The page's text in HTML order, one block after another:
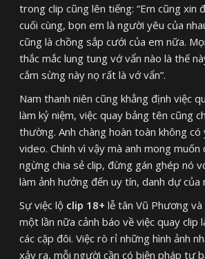
trong clip cũng lên tiếng: “Em cũng xin
cuối cùng, bọn em là người yêu của
cũng là chồng sắp cưới của em nữa.
thắc mắc lung tung vớ vẩn nào là thế
cắm sừng này nọ rất là vớ vẩn”.
Nam thanh niên cũng khẳng định việc
làm kỷ niệm, việc quay bảng tên cũng
thường. Anh chàng hoàn toàn không
video. Chính vì vậy mà anh mong
ngừng chia sẻ clip, đừng gán ghép nó
làm ảnh hưởng đến uy tín, danh dự của
Sự việc lộ clip 18+ lễ tân Vũ Phương
một lần nữa cảnh báo về việc quay clip
các cặp đôi. Việc rò rỉ những hình ảnh
xảy ra, mỗi người cần có biện pháp tự